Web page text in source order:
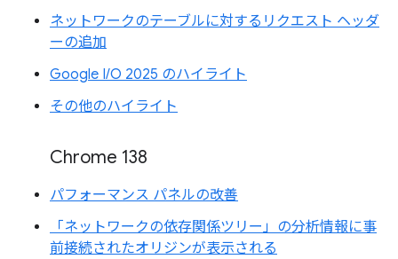
ネットワークのテーブルに対するリクエスト ヘッダ
ーの追加
Google I/O 2025 のハイライト
その他のハイライト
Chrome 138
パフォーマンス パネルの改善
「ネットワークの依存関係ツリー」の分析情報に事
前接続されたオリジンが表示される